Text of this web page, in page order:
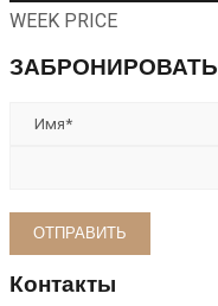
WEEK PRICE
ЗАБРОНИРОВАТЬ
Контакты